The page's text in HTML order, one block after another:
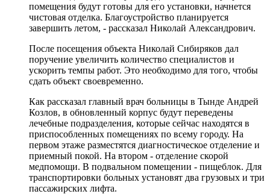
помещения будут готовы для его установки, начнется
чистовая отделка. Благоустройство планируется
завершить летом, - рассказал Николай Александрович.
После посещения объекта Николай Сибиряков дал
поручение увеличить количество специалистов и
ускорить темпы работ. Это необходимо для того, чтобы
сдать объект своевременно.
Как рассказал главный врач больницы в Тынде Андрей
Козлов, в обновленный корпус будут переведены
лечебные подразделения, которые сейчас находятся в
приспособленных помещениях по всему городу. На
первом этаже разместятся диагностическое отделение и
приемный покой. На втором - отделение скорой
медпомощи. В подвальном помещении - пищеблок. Для
транспортировки больных установят два грузовых и три
пассажирских лифта.